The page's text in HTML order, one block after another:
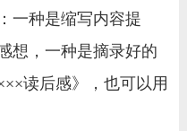
一种是缩写内容提
想，一种是摘录好的
读后感》，也可以用